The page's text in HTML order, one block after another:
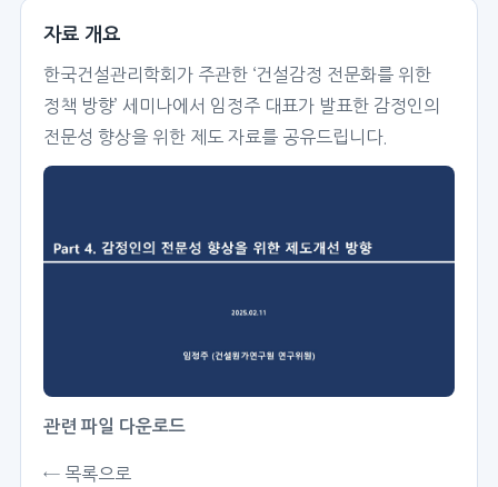
자료 개요
한국건설관리학회가 주관한 ‘건설감정 전문화를 위한
정책 방향’ 세미나에서 임정주 대표가 발표한 감정인의
전문성 향상을 위한 제도 자료를 공유드립니다.
관련 파일 다운로드
← 목록으로